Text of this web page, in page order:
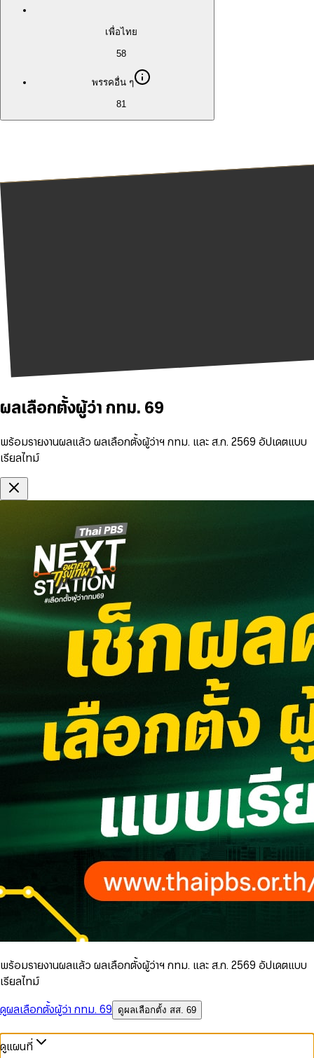
เพื่อไทย
58
พรรคอื่น ๆ
81
ผลเลือกตั้งผู้ว่า กทม. 69
พร้อมรายงานผลแล้ว ผลเลือกตั้งผู้ว่าฯ กทม. และ ส.ก. 2569 อัปเดตแบบ
เรียลไทม์
พร้อมรายงานผลแล้ว ผลเลือกตั้งผู้ว่าฯ กทม. และ ส.ก. 2569 อัปเดตแบบ
เรียลไทม์
ดูผลเลือกตั้งผู้ว่า กทม. 69
ดูผลเลือกตั้ง สส. 69
ดูแผนที่